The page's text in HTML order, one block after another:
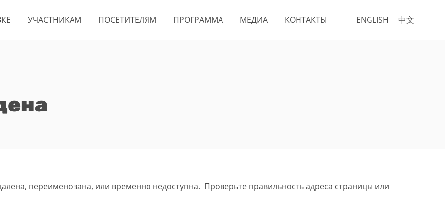
ENGLISH 中文
УЧАСТНИКАМ ПОСЕТИТЕЛЯМ ПРОГРАММА МЕДИА КОНТАКТЫ
переименована, или временно недоступна. Проверьте правильность адреса страницы или